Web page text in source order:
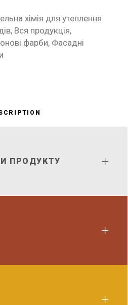
хімія для утеплення
, Вся продукція,
фарби, Фасадні
ПРОДУКТУ